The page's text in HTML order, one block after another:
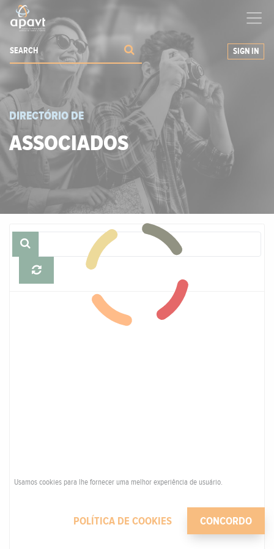
grow your business
SIGN IN
DIRECTÓRIO DE
ASSOCIADOS
Usamos cookies para lhe fornecer uma melhor experiência de usuário.
POLÍTICA DE COOKIES CONCORDO